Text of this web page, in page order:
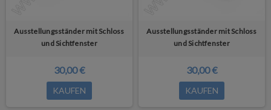
Ausstellungsständer mit Schloss
und Sichtfenster
30,00 €
KAUFEN
Ausstellungsständer mit Schloss
und Sichtfenster
30,00 €
KAUFEN